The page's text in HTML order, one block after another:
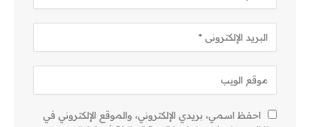
احفظ اسمي، بريدي الإلكتروني، والموقع الإلكتروني في